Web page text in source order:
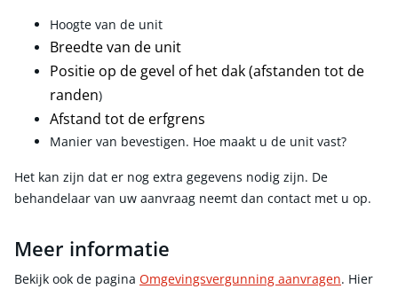
Hoogte van de unit
Breedte van de unit
Positie op de gevel of het dak (afstanden tot de
randen)
Afstand tot de erfgrens
Manier van bevestigen. Hoe maakt u de unit vast?
Het kan zijn dat er nog extra gegevens nodig zijn. De
behandelaar van uw aanvraag neemt dan contact met u op.
Meer informatie
Bekijk ook de pagina Omgevingsvergunning aanvragen. Hier